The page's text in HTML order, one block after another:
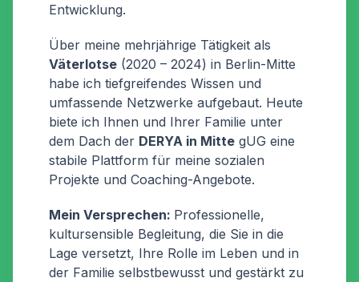
Entwicklung.
Über meine mehrjährige Tätigkeit als
Väterlotse (2020 – 2024) in Berlin-Mitte
habe ich tiefgreifendes Wissen und
umfassende Netzwerke aufgebaut. Heute
biete ich Ihnen und Ihrer Familie unter
dem Dach der DERYA in Mitte gUG eine
stabile Plattform für meine sozialen
Projekte und Coaching-Angebote.
Mein Versprechen: Professionelle,
kultursensible Begleitung, die Sie in die
Lage versetzt, Ihre Rolle im Leben und in
der Familie selbstbewusst und gestärkt zu